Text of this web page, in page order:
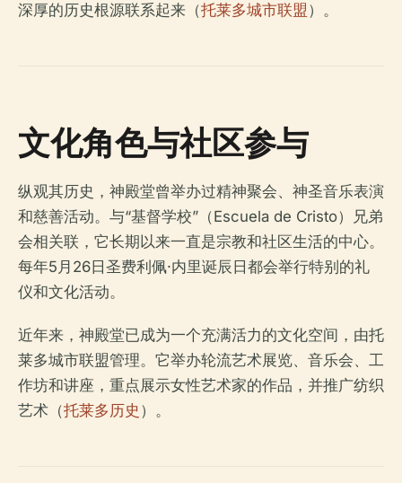
深厚的历史根源联系起来（托莱多城市联盟 ）。
文化角色与社区参与
纵观其历史，神殿堂曾举办过精神聚会、神圣音乐表演
和慈善活动。与“基督学校”（Escuela de Cristo）兄弟
会相关联，它长期以来一直是宗教和社区生活的中心。
每年5月26日圣费利佩·内里诞辰日都会举行特别的礼
仪和文化活动。
近年来，神殿堂已成为一个充满活力的文化空间，由托
莱多城市联盟管理。它举办轮流艺术展览、音乐会、工
作坊和讲座，重点展示女性艺术家的作品，并推广纺织
艺术（托莱多历史 ）。